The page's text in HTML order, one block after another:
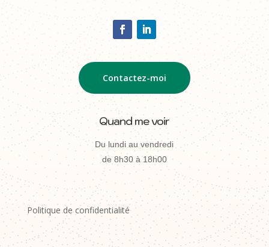
Contactez-moi
Quand me voir
Du lundi au vendredi
de 8h30 à 18h00
Politique de confidentialité